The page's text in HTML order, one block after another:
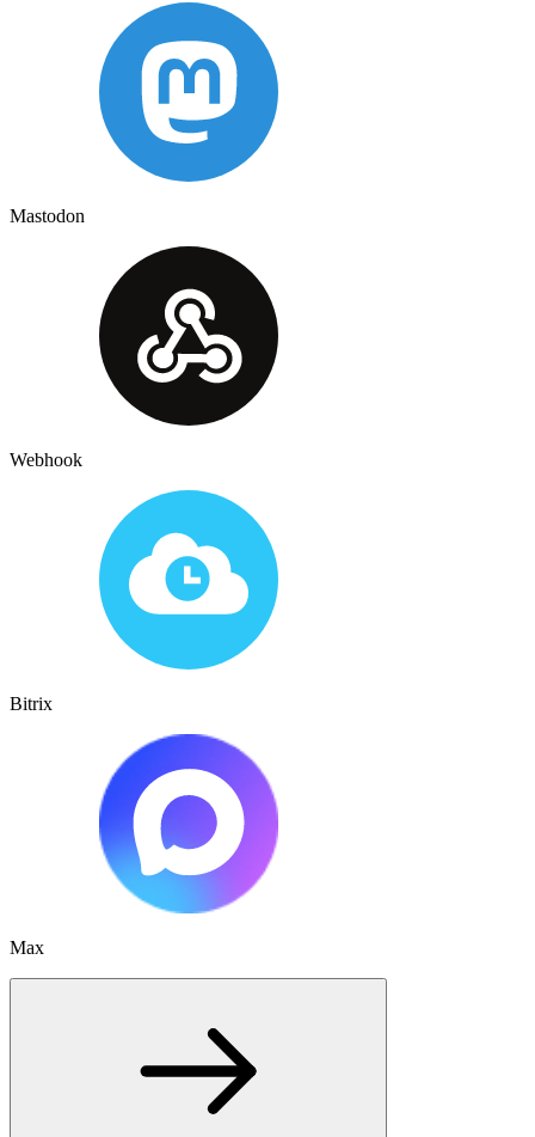
Mastodon
Webhook
Bitrix
Max